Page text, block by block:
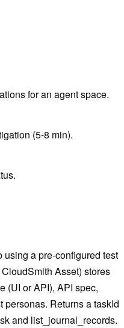
for an agent space.
(5-8 min).
a pre-configured test
Asset) stores
(UI or API), API spec,
Returns a taskId
and list_journal_records.